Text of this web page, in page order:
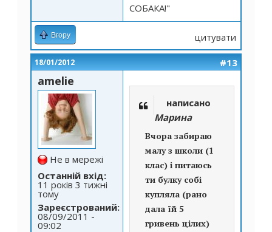
СОБАКА!"
Вгору цитувати
18/01/2012 #13
amelie
Не в мережі
Останній вхід:
11 років 3 тижні
тому
Зареєстрований:
08/09/2011 -
09:02
написано
Марина
Вчора забираю
малу з школи (1
клас) і питаюсь
ти булку собі
купляла (рано
дала їй 5
гривень цілих)